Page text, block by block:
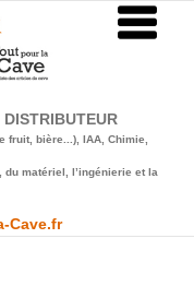
fruit, bière...), IAA, Chimie,
du matériel, l’ingénierie et la
Cave.fr